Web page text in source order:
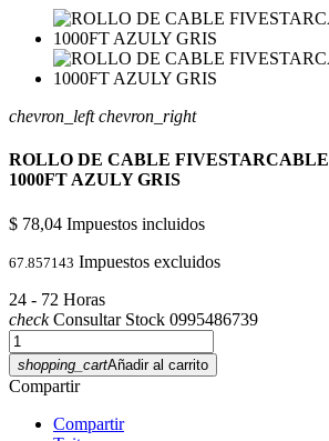
chevron_left chevron_right
ROLLO DE CABLE
1000FT AZULY GRIS
$ 78,04 Impuestos incluidos
67.857143 Impuestos excluidos
24 - 72 Horas
checkConsultar Stock 0995486739
shopping_cartAñadir al carrito
Compartir
Compartir